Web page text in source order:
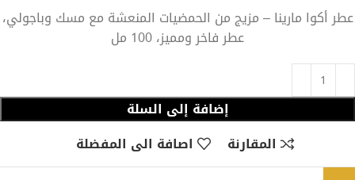
عطر أكوا مارينا – مزيج من الحمضيات المنعشة مع مسك وباجولي،
عطر فاخر ومميز، 100 مل
إضافة إلى السلة
المقارنة
اصافة الى المفضلة